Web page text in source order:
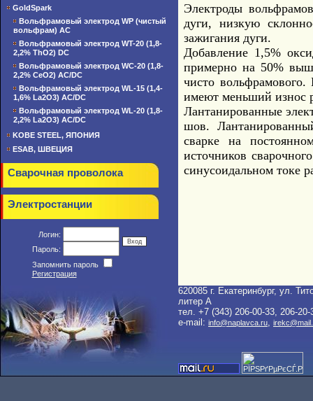
GoldSpark
Вольфрамовый электрод WP (чистый
вольфрам) AC
Вольфрамовый электрод WT-20 (1,8-
2,2% ThO2) DC
Вольфрамовый электрод WC-20 (1,8-
2,2% CeO2) AC/DC
Вольфрамовый электрод WL-15 (1,4-
1,6% La2O3) AC/DC
Вольфрамовый электрод WL-20 (1,8-
2,2% La2O3) AC/DC
KOBE STEEL, ЯПОНИЯ
ESAB, ШВЕЦИЯ
Сварочная проволока
Электростанции
Логин:
Пароль:
Запомнить пароль
Регистрация
Электроды
дуги, низкую
зажигания дуги.
Добавление 1,5%
примерно на 50%
чисто
имеют меньший износ
Лантанированные
шов.
сварке на
источников
синусоидальном токе
620085 г. Екатеринбург, ул.
литер A
тел. +7 (343) 206-00-33, 206-20-
e-mail: info@naplavca.ru,